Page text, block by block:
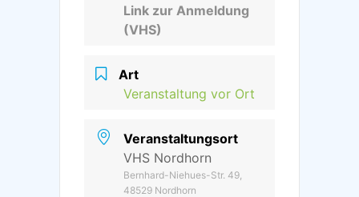
Link zur Anmeldung
(VHS)
Art
Veranstaltung vor Ort
Veranstaltungsort
VHS Nordhorn
Bernhard-Niehues-Str. 49,
48529 Nordhorn